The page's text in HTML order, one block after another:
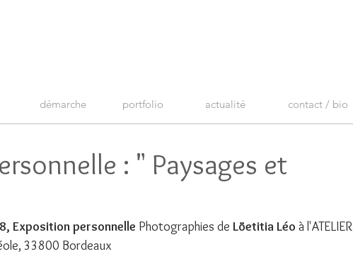
démarche portfolio actualité contact / bio
: " Paysages et
Exposition personnelle Photographies de Löetitia Léo à l'ATELIER
33800 Bordeaux